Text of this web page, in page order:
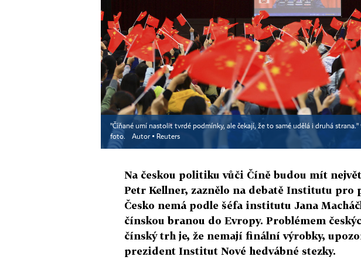
"Číňané umí nastolit tvrdé podmínky, ale čekají, že to samé udělá i druhá
foto.
Autor ▪ Reuters
Na českou politiku vůči Číně budou mít
Petr Kellner, zaznělo na debatě Institutu pro
Česko nemá podle šéfa institutu Jana
čínskou branou do Evropy. Problémem
čínský trh je, že nemají finální výrobky,
prezident Institut Nové hedvábné stezky.